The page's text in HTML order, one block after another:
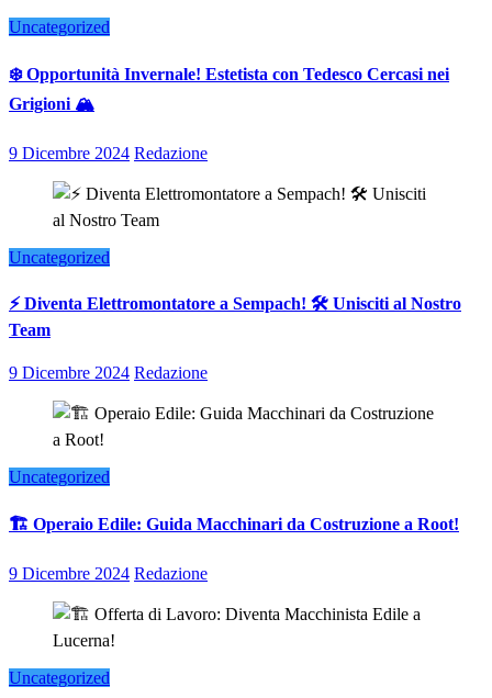
Uncategorized
❄️ Opportunità Invernale! Estetista con Tedesco Cercasi nei
Grigioni 🏔️
9 Dicembre 2024 Redazione
Uncategorized
⚡ Diventa Elettromontatore a Sempach! 🛠️ Unisciti al Nostro
Team
9 Dicembre 2024 Redazione
Uncategorized
🏗️ Operaio Edile: Guida Macchinari da Costruzione a Root!
9 Dicembre 2024 Redazione
Uncategorized